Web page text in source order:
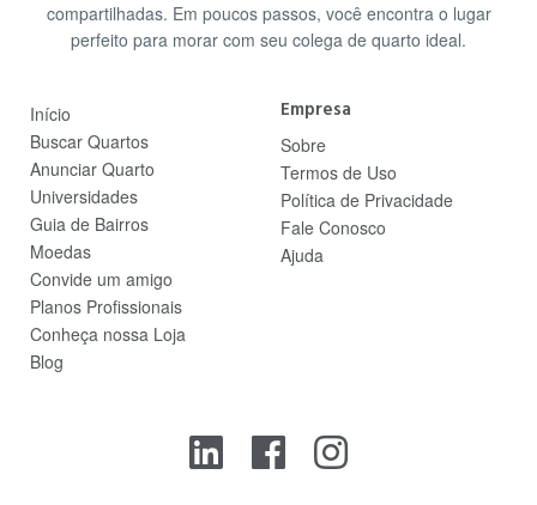
compartilhadas. Em poucos passos, você encontra o lugar
perfeito para morar com seu colega de quarto ideal.
Início
Buscar Quartos
Anunciar Quarto
Universidades
Guia de Bairros
Moedas
Convide um amigo
Planos Profissionais
Conheça nossa Loja
Blog
Empresa
Sobre
Termos de Uso
Política de Privacidade
Fale Conosco
Ajuda